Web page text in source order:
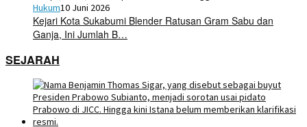
Hukum10 Juni 2026
Kejari Kota Sukabumi Blender Ratusan Gram Sabu dan
Ganja, Ini Jumlah B…
SEJARAH